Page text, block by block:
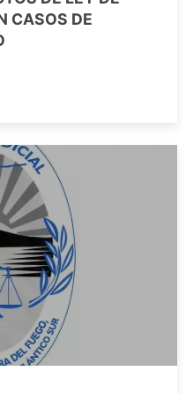
CASOS DE